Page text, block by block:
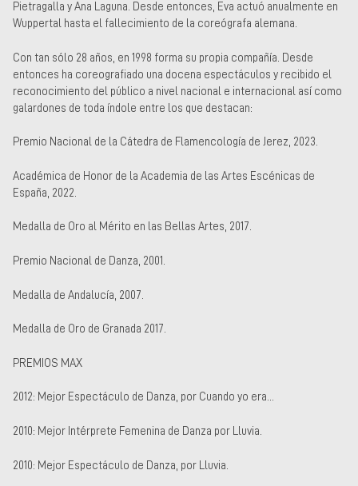
Pietragalla y Ana Laguna. Desde entonces, Eva actuó anualmente en
Wuppertal hasta el fallecimiento de la coreógrafa alemana.
Con tan sólo 28 años, en 1998 forma su propia compañía. Desde
entonces ha coreografiado una docena espectáculos y recibido el
reconocimiento del público a nivel nacional e internacional así como
galardones de toda índole entre los que destacan:
Premio Nacional de la Cátedra de Flamencología de Jerez, 2023.
Académica de Honor de la Academia de las Artes Escénicas de
España, 2022.
Medalla de Oro al Mérito en las Bellas Artes, 2017.
Premio Nacional de Danza, 2001.
Medalla de Andalucía, 2007.
Medalla de Oro de Granada 2017.
PREMIOS MAX
2012: Mejor Espectáculo de Danza, por Cuando yo era...
2010: Mejor Intérprete Femenina de Danza por Lluvia.
2010: Mejor Espectáculo de Danza, por Lluvia.